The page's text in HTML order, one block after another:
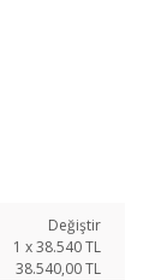
Değiştir
1 x38.540TL
38.540,00 TL